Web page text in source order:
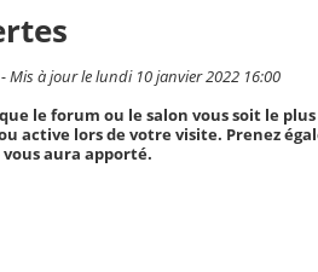
- Mis à jour le lundi 10 janvier 2022 16:00
le forum ou le salon vous soit le
active lors de votre visite. Prenez
aura apporté.